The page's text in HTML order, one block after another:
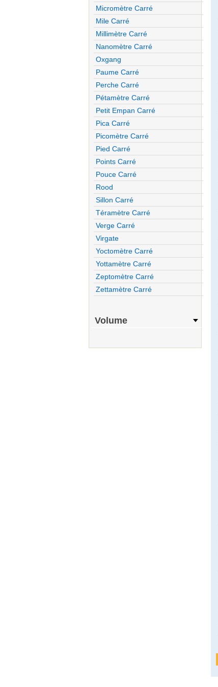
Micromètre Carré
Mile Carré
Millimètre Carré
Nanomètre Carré
Oxgang
Paume Carré
Perche Carré
Pétamètre Carré
Petit Empan Carré
Pica Carré
Picomètre Carré
Pied Carré
Points Carré
Pouce Carré
Rood
Sillon Carré
Téramètre Carré
Verge Carré
Virgate
Yoctomètre Carré
Yottamètre Carré
Zeptomètre Carré
Zettamètre Carré
Volume